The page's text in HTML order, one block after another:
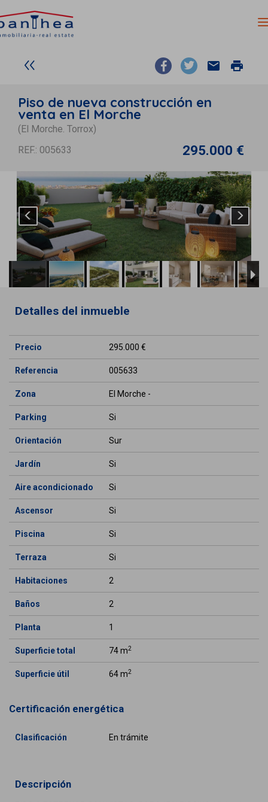
email print
Piso de nueva construcción en
venta en El Morche
(El Morche. Torrox)
REF.: 005633
295.000 €
Detalles del inmueble
Precio 295.000 €
Referencia 005633
Zona El Morche -
Parking Si
Orientación Sur
Jardín Si
Aire acondicionado Si
Ascensor Si
Piscina Si
Terraza Si
Habitaciones 2
Baños 2
Planta 1
Superficie total 74 m2
Superficie útil 64 m2
Certificación energética
Clasificación En trámite
Descripción